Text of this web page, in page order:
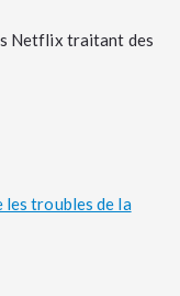
Netflix traitant des
les troubles de la